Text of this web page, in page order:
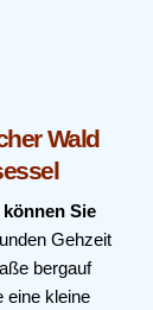
Wald
Sie
Gehzeit
bergauf
eine kleine